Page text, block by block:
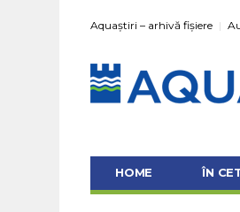
Aquaștiri – arhivă fișiere
HOME ÎN